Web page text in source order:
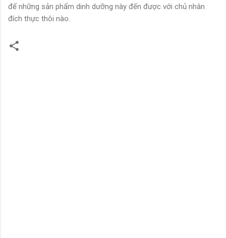
để những sản phẩm dinh dưỡng này đến được với chủ nhân
đích thực thôi nào.